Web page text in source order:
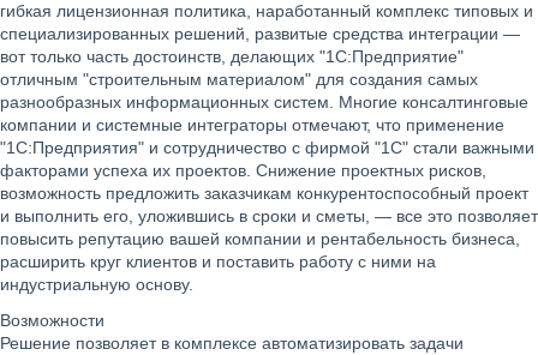
гибкая лицензионная политика, наработанный комплекс типовых и
специализированных решений, развитые средства интеграции —
вот только часть достоинств, делающих "1С:Предприятие"
отличным "строительным материалом" для создания самых
разнообразных информационных систем. Многие консалтинговые
компании и системные интеграторы отмечают, что применение
"1С:Предприятия" и сотрудничество с фирмой "1С" стали важными
факторами успеха их проектов. Снижение проектных рисков,
возможность предложить заказчикам конкурентоспособный проект
и выполнить его, уложившись в сроки и сметы, — все это позволяет
повысить репутацию вашей компании и рентабельность бизнеса,
расширить круг клиентов и поставить работу с ними на
индустриальную основу.
Возможности
Решение позволяет в комплексе автоматизировать задачи